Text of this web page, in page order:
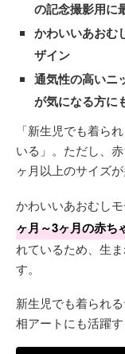
の記念撮影用に
かわいいあおむ
ザイン
通気性の高いニ
が気になる方に
「新生児でも着ら
いる」。ただし、
ヶ月以上のサイズ
かわいいあおむし
ヶ月～3ヶ月の赤ち
れているため、生
す。
新生児でも着られ
相アートにも活躍す